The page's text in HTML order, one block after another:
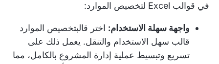
في قوالب Excel لتخصيص الموارد:
واجهة سهلة الاستخدام: اختر قالبتخصيص الموارد
قالب سهل الاستخدام والتنقل. يعمل ذلك على
تسريع وتبسيط عملية إدارة المشروع بالكامل، مما